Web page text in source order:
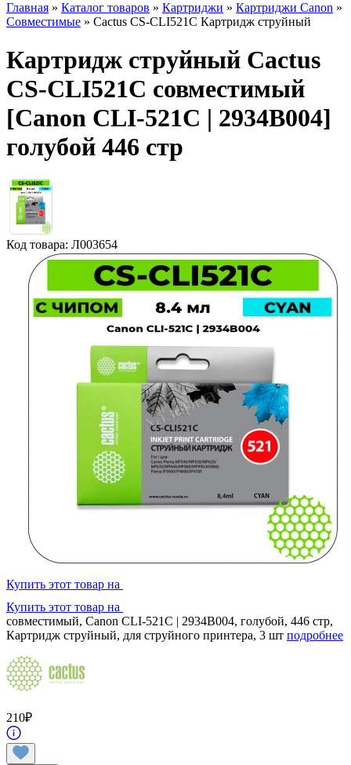
Главная » Каталог товаров » Картриджи » Картриджи Canon »
Совместимые » Cactus CS-CLI521C Картридж струйный
Картридж струйный Cactus
CS-CLI521C совместимый
[Canon CLI-521C | 2934B004]
голубой 446 стр
Код товара: Л003654
Купить этот товар на
Купить этот товар на
совместимый, Canon CLI-521C | 2934B004, голубой, 446 стр,
Картридж струйный, для струйного принтера, 3 шт подробнее
210₽